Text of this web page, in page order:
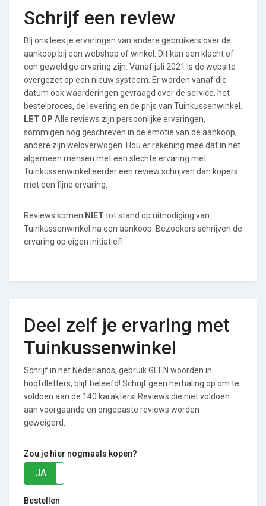
Schrijf een review
Bij ons lees je ervaringen van andere gebruikers over de
aankoop bij een webshop of winkel. Dit kan een klacht of
een geweldige ervaring zijn. Vanaf juli 2021 is de website
overgezet op een nieuw systeem. Er worden vanaf die
datum ook waarderingen gevraagd over de service, het
bestelproces, de levering en de prijs van Tuinkussenwinkel.
LET OP Alle reviews zijn persoonlijke ervaringen,
sommigen nog geschreven in de emotie van de aankoop,
andere zijn weloverwogen. Hou er rekening mee dat in het
algemeen mensen met een slechte ervaring met
Tuinkussenwinkel eerder een review schrijven dan kopers
met een fijne ervaring.
Reviews komen NIET tot stand op uitnodiging van
Tuinkussenwinkel na een aankoop. Bezoekers schrijven de
ervaring op eigen initiatief!
Deel zelf je ervaring met
Tuinkussenwinkel
Schrijf in het Nederlands, gebruik GEEN woorden in
hoofdletters, blijf beleefd! Schrijf geen herhaling op om te
voldoen aan de 140 karakters! Reviews die niet voldoen
aan voorgaande en ongepaste reviews worden
geweigerd.
Zou je hier nogmaals kopen?
JA
Bestellen